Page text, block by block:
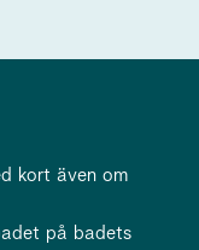
kort även om
på badets